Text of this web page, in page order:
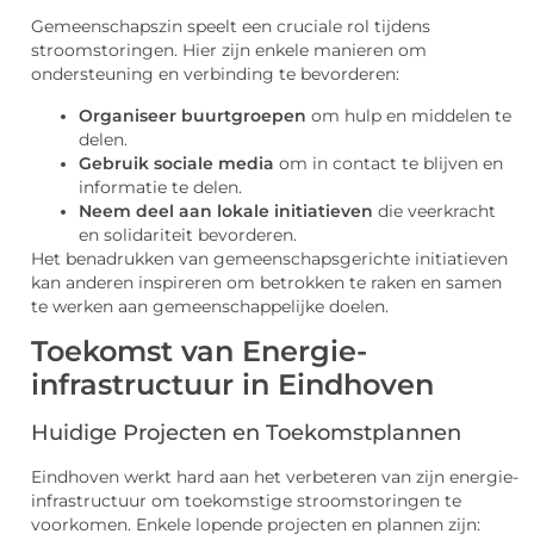
Gemeenschapszin speelt een cruciale rol tijdens
stroomstoringen. Hier zijn enkele manieren om
ondersteuning en verbinding te bevorderen:
Organiseer buurtgroepen om hulp en middelen te
delen.
Gebruik sociale media om in contact te blijven en
informatie te delen.
Neem deel aan lokale initiatieven die veerkracht
en solidariteit bevorderen.
Het benadrukken van gemeenschapsgerichte initiatieven
kan anderen inspireren om betrokken te raken en samen
te werken aan gemeenschappelijke doelen.
Toekomst van Energie-
infrastructuur in Eindhoven
Huidige Projecten en Toekomstplannen
Eindhoven werkt hard aan het verbeteren van zijn energie-
infrastructuur om toekomstige stroomstoringen te
voorkomen. Enkele lopende projecten en plannen zijn: